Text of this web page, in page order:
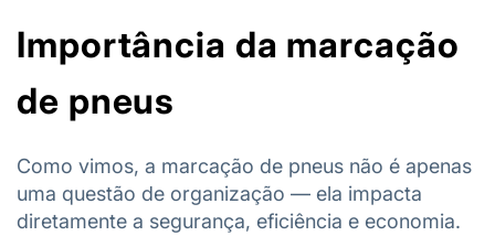
Importância da marcação
de pneus
Como vimos, a marcação de pneus não é apenas
uma questão de organização — ela impacta
diretamente a segurança, eficiência e economia.